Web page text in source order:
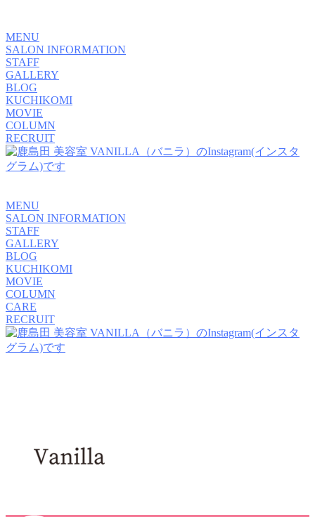
MENU
SALON INFORMATION
STAFF
GALLERY
BLOG
KUCHIKOMI
MOVIE
COLUMN
RECRUIT
MENU
SALON INFORMATION
STAFF
GALLERY
BLOG
KUCHIKOMI
MOVIE
COLUMN
CARE
RECRUIT